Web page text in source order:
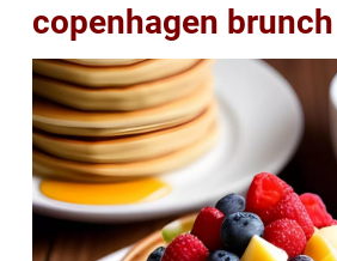
copenhagen brunch